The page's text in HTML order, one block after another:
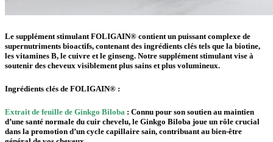
Le supplément stimulant FOLIGAIN® contient un puissant complexe de
supernutriments bioactifs, contenant des ingrédients clés tels que la biotine,
les vitamines B, le cuivre et le ginseng. Notre supplément stimulant vise à
soutenir des cheveux visiblement plus sains et plus volumineux.
Ingrédients clés de FOLIGAIN® :
Extrait de feuille de Ginkgo Biloba : Connu pour son soutien au maintien
d’une santé normale du cuir chevelu, le Ginkgo Biloba joue un rôle crucial
dans la promotion d’un cycle capillaire sain, contribuant au bien-être